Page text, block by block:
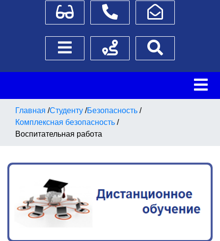
Для слабовидящихТелефоныНаписать обращение
Боковое менюСхема проезда
Главная /Студенту /Безопасность /
Комплексная безопасность /
Воспитательная работа